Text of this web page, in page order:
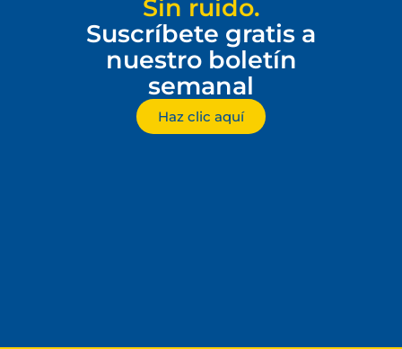
Sin ruido.
Suscríbete gratis a
nuestro boletín
semanal
Haz clic aquí